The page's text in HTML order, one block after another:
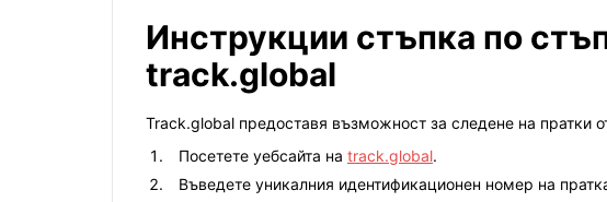
Инструкции стъпка по
track.global
Track.global предоставя възможност за следене на пратки
Посетете уебсайта на track.global.
Въведете уникалния идентификационен номер на